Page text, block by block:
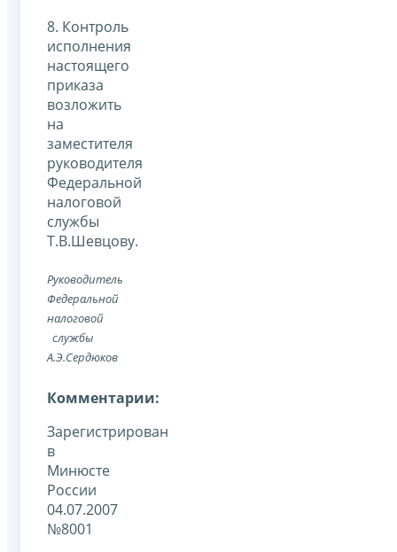
8. Контроль
исполнения
настоящего
приказа
возложить
на
заместителя
руководителя
Федеральной
налоговой
службы
Т.В.Шевцову.
Руководитель
Федеральной
налоговой
службы
А.Э.Сердюков
Комментарии:
Зарегистрирован
в
Минюсте
России
04.07.2007
№8001